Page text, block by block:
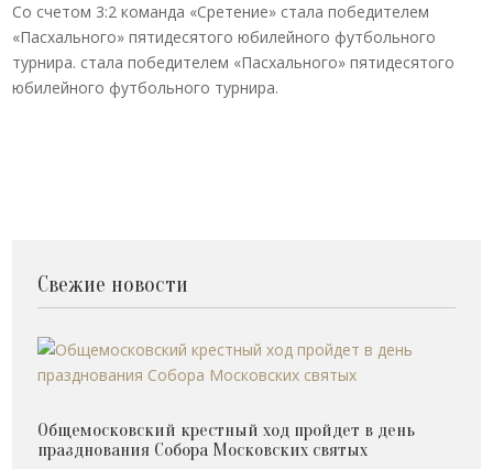
Со счетом 3:2 команда «Сретение» стала победителем
«Пасхального» пятидесятого юбилейного футбольного
турнира. стала победителем «Пасхального» пятидесятого
юбилейного футбольного турнира.
Свежие новости
Общемосковский крестный ход пройдет в день
празднования Собора Московских святых